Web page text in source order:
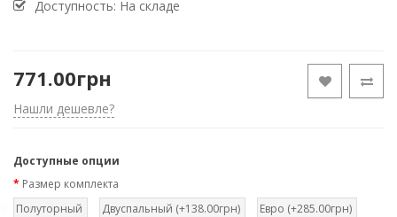
Доступность: На складе
771.00грн
Нашли дешевле?
Доступные опции
Размер комплекта
Полуторный
Двуспальный (+138.00грн) Евро (+285.00грн)